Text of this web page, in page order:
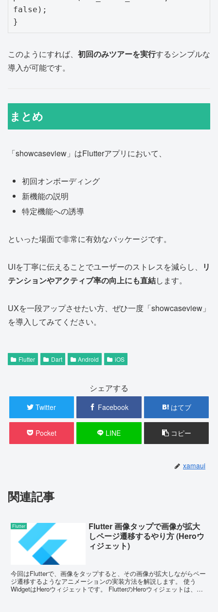
false);
このようにすれば、 初回のみツアーを実行するシンプルな
導入が可能です。
まとめ
「showcaseview」はFlutterアプリにおいて、
初回オンボーディング
新機能の説明
特定機能への誘導
といった場面で非常に有効なパッケージです。
UIを丁寧に伝えることでユーザーのストレスを減らし、
リ
テンションやアクティブ率の向上にも直結します。
UXを一段アップさせたい方、ぜひ一度「showcaseview」
を導入してみてください。
Flutter Dart Android iOS
シェアする
Twitter Facebook はてブ
Pocket LINE コピー
xamaui
関連記事
Flutter
Flutter 画像タップで画像が拡大
しページ遷移するやり方 (Heroウ
ィジェット)
今回はFlutterで、画像をタップすると、その画像が拡大しながらペー
ジ遷移するようなアニメーションの実装方法を解説します。 使う
WidgetはHeroウィジェットです。 FlutterのHeroウィジェットは、画